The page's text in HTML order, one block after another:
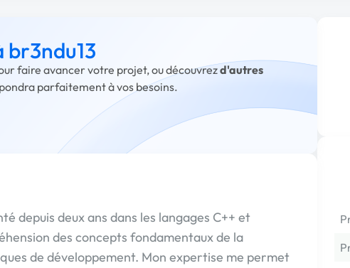
faire avancer votre projet, ou découvrezd'autres
parfaitement à vos besoins.
depuis deux ans dans les langages C++ et
des concepts fondamentaux de la
de développement. Mon expertise me permet